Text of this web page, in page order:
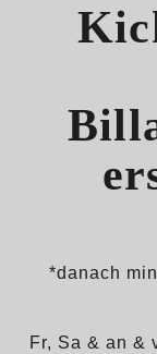
*danach
Fr, Sa & an &